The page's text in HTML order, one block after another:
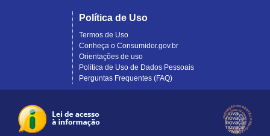
Política de Uso
Termos de Uso
Conheça o Consumidor.gov.br
Orientações de uso
Política de Uso de Dados Pessoais
Perguntas Frequentes (FAQ)